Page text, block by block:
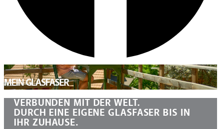
MEIN GLASFASER
VERBUNDEN MIT DER WELT.
DURCH EINE EIGENE GLASFASER BIS IN
IHR ZUHAUSE.